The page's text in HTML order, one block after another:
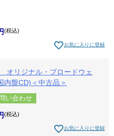
税込
お気に入りに登録
オリジナル・ブロードウェ
内盤CD)＜中古品＞
い合わせ
税込
お気に入りに登録